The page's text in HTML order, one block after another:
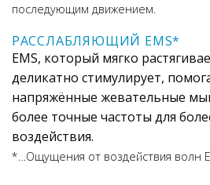
последующим движением.
РАССЛАБЛЯЮЩИЙ EMS*
EMS, который мягко
деликатно стимулирует,
напряжённые жевательные
более точные частоты для
воздействия.
*…Ощущения от воздействия волн